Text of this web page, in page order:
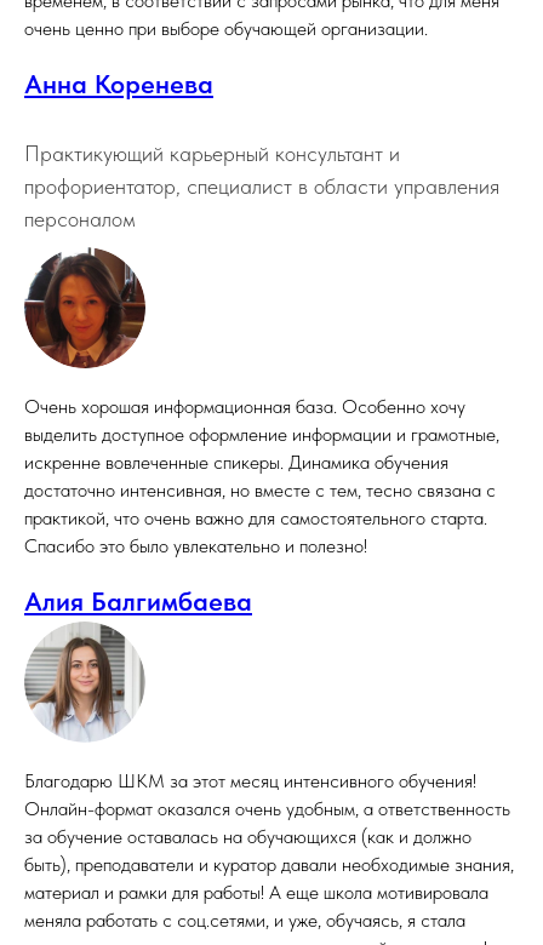
очень ценно при выборе обучающей организации.
Анна Коренева
Практикующий карьерный консультант и
профориентатор, специалист в области управления
персоналом
Очень хорошая информационная база. Особенно хочу
выделить доступное оформление информации и грамотные,
искренне вовлеченные спикеры. Динамика обучения
достаточно интенсивная, но вместе с тем, тесно связана с
практикой, что очень важно для самостоятельного старта.
Спасибо это было увлекательно и полезно!
Алия Балгимбаева
Благодарю ШКМ за этот месяц интенсивного обучения!
Онлайн-формат оказался очень удобным, а ответственность
за обучение оставалась на обучающихся (как и должно
быть), преподаватели и куратор давали необходимые знания,
материал и рамки для работы! А еще школа мотивировала
меняла работать с соц.сетями, и уже, обучаясь, я стала